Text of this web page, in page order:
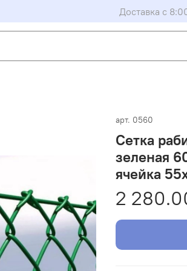
Доставка с
арт. 0560
Сетка
зеленая
ячейка
2